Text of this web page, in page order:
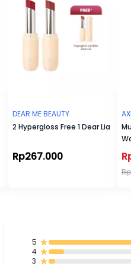
DEAR ME BEAUTY
2 Hypergloss Free 1 Dear Lia
Rp267.000
5
4
3